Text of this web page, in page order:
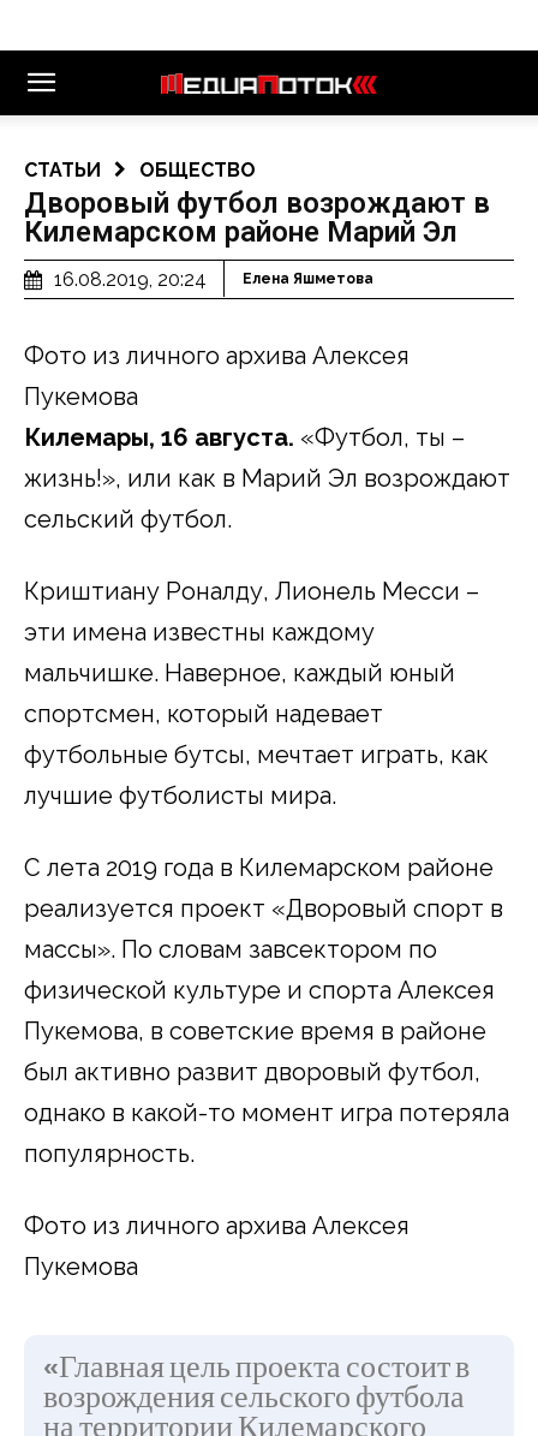
СТАТЬИ ОБЩЕСТВО
Дворовый футбол возрождают в
Килемарском районе Марий Эл
16.08.2019, 20:24 Елена Яшметова
Фото из личного архива Алексея
Пукемова
Килемары, 16 августа. «Футбол, ты –
жизнь!», или как в Марий Эл возрождают
сельский футбол.
Криштиану Роналду, Лионель Месси –
эти имена известны каждому
мальчишке. Наверное, каждый юный
спортсмен, который надевает
футбольные бутсы, мечтает играть, как
лучшие футболисты мира.
С лета 2019 года в Килемарском районе
реализуется проект «Дворовый спорт в
массы». По словам завсектором по
физической культуре и спорта Алексея
Пукемова, в советские время в районе
был активно развит дворовый футбол,
однако в какой-то момент игра потеряла
популярность.
Фото из личного архива Алексея
Пукемова
«Главная цель проекта состоит в
возрождения сельского футбола